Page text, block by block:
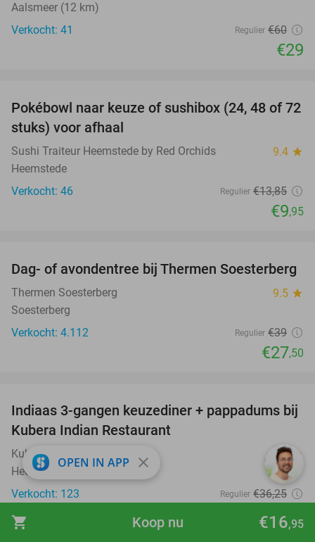
shopping_cart €16,95
Koop nu
Aalsmeer (12 km)
Verkocht: 41
Regulier €60
€29
28%
Pokébowl naar keuze of sushibox (24, 48 of 72
stuks) voor afhaal
Sushi Traiteur Heemstede by Red Orchids 9.4 star
Heemstede
Verkocht: 46
Regulier €13,85
€9,95
29%
Dag- of avondentree bij Thermen Soesterberg
Thermen Soesterberg 9.5 star
Soesterberg
Verkocht: 4.112
Regulier €39
€27,50
32%
Indiaas 3-gangen keuzediner + pappadums bij
Kubera Indian Restaurant
Kubera Indian Restaurant 9.7star
Heemstede
Verkocht: 123
Regulier €36,25
€24
OPEN IN APP close